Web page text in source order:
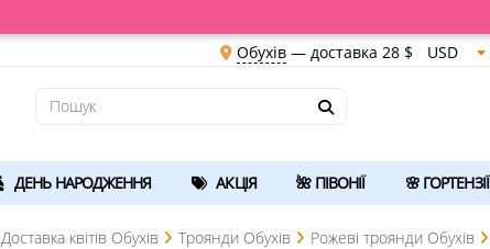
Обухів — доставка 28 $ USD
ДЕНЬ НАРОДЖЕННЯ АКЦІЯ 🌺 ПІВОНІЇ 🌸 ГОРТЕНЗІЇ
Доставка квітів Обухів Троянди Обухів Рожеві троянди Обухів